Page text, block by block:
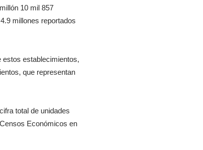
10 mil 857
millones reportados
estos establecimientos,
que representan
total de unidades
Económicos en